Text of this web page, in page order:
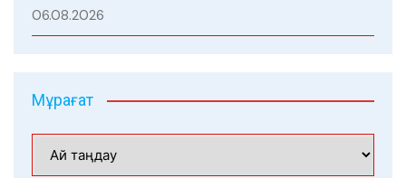
06.08.2026
Мұрағат